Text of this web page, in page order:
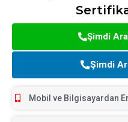
Şimdi
Şimdi
Mobil ve Bilgisayardan